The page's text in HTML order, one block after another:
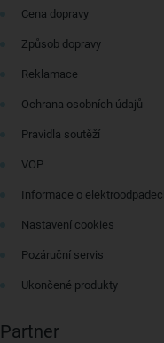
Cena dopravy
Způsob dopravy
Reklamace
Ochrana osobních údajů
Pravidla soutěží
VOP
Informace o
Nastavení cookies
Pozáruční servis
Ukončené produkty
Partner